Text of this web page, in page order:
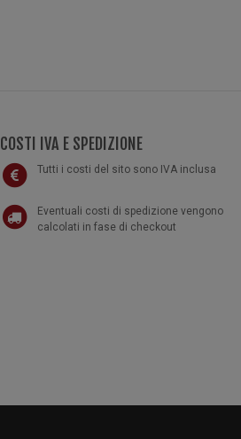
COSTI IVA E SPEDIZIONE
Tutti i costi del sito sono IVA inclusa
Eventuali costi di spedizione vengono
calcolati in fase di checkout